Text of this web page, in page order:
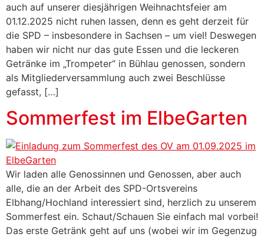
auch auf unserer diesjährigen Weihnachtsfeier am
01.12.2025 nicht ruhen lassen, denn es geht derzeit für
die SPD – insbesondere in Sachsen – um viel! Deswegen
haben wir nicht nur das gute Essen und die leckeren
Getränke im „Trompeter“ in Bühlau genossen, sondern
als Mitgliederversammlung auch zwei Beschlüsse
gefasst, […]
Sommerfest im ElbeGarten
Wir laden alle Genossinnen und Genossen, aber auch
alle, die an der Arbeit des SPD-Ortsvereins
Elbhang/Hochland interessiert sind, herzlich zu unserem
Sommerfest ein. Schaut/Schauen Sie einfach mal vorbei!
Das erste Getränk geht auf uns (wobei wir im Gegenzug